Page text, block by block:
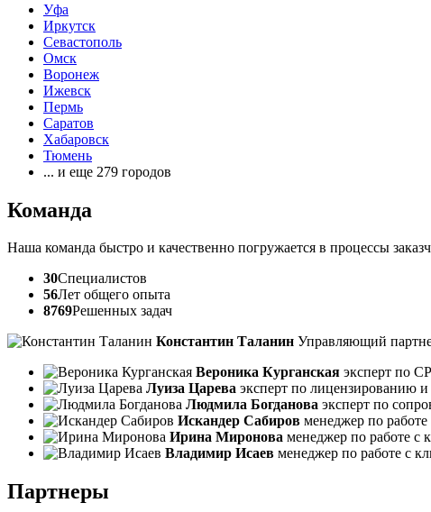
Уфа
Иркутск
Севастополь
Омск
Воронеж
Ижевск
Пермь
Саратов
Хабаровск
Тюмень
... и еще 279 городов
Команда
Наша команда быстро и качественно погружается в процессы
30Специалистов
56Лет общего опыта
8769Решенных задач
Константин Таланин Управляющий
Вероника Курганская эксперт по
Луиза Царева эксперт по лицензированию
Людмила Богданова эксперт по
Искандер Сабиров менеджер по
Ирина Миронова менеджер по работе с
Владимир Исаев менеджер по работе с
Партнеры